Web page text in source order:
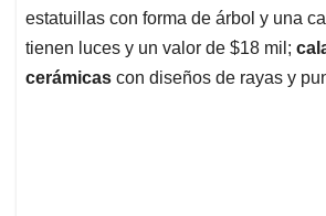
estatuillas con forma de árbol y una
tienen luces y un valor de $18 mil;
cerámicas con diseños de rayas y